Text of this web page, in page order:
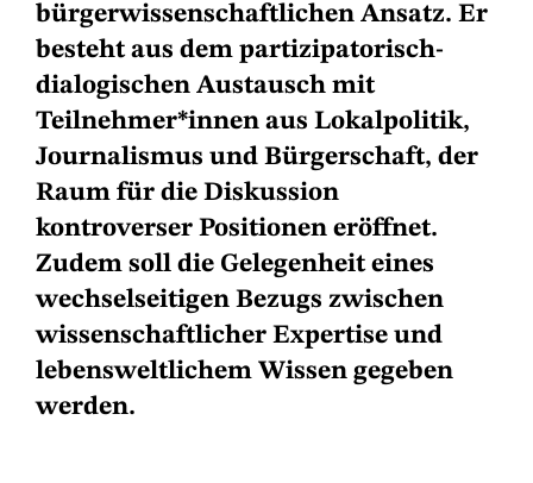
bürgerwissenschaftlichen Ansatz. Er
besteht aus dem partizipatorisch-
dialogischen Austausch mit
Teilnehmer*innen aus Lokalpolitik,
Journalismus und Bürgerschaft, der
Raum für die Diskussion
kontroverser Positionen eröffnet.
Zudem soll die Gelegenheit eines
wechselseitigen Bezugs zwischen
wissenschaftlicher Expertise und
lebensweltlichem Wissen gegeben
werden.